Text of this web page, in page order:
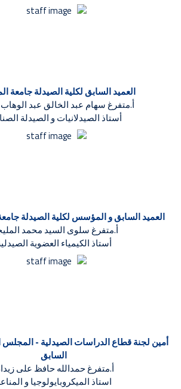
العميد السابق لكلية الصيدلة جامعة
أ.متفرغ سهام عبد الخالق عبد
أستاذ الصيدلانيات و الصيدلة
العميد السابق و المؤسس لكلية الصيدلة
أ.متفرغ سلوى السيد محمد
أستاذ الكيمياء العضوية
أمين لجنة قطاع الدراسات الصيدلية - المجلس
السابق
أ.متفرغ حمدالله حافظ على
استاذ الميكروبايولوجيا و